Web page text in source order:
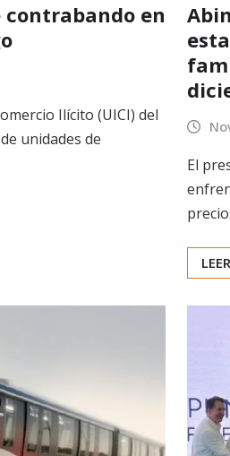
en
Ilícito (UICI) del
unidades de
El